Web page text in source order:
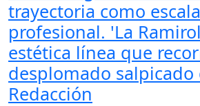
trayectoria como
profesional. 'La
estética línea que
desplomado salpicado
Redacción